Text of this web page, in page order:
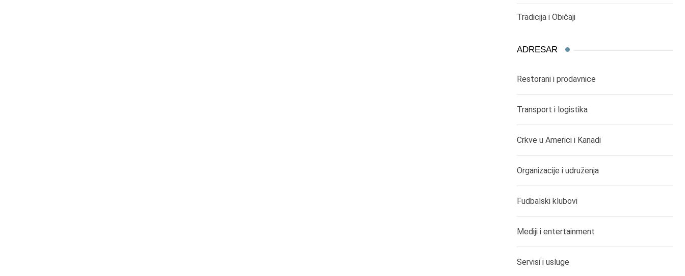
Tradicija i Običaji
ADRESAR
Restorani i prodavnice
Transport i logistika
Crkve u Americi i Kanadi
Organizacije i udruženja
Fudbalski klubovi
Mediji i entertainment
Servisi i usluge